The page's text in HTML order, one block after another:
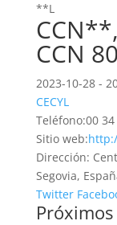
**L
CCN
2023-10-28 -
CECYL
Teléfono:00
Sitio web:
Dirección:
Segovia,
Twitter